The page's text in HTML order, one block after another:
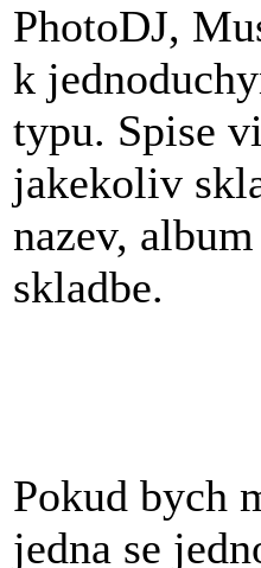
PhotoDJ,
k
typu. Spise
jakekoliv
nazev,
skladbe.
Pokud bych
jedna se